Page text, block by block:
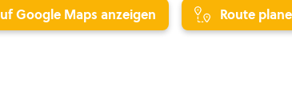
Google Maps anzeigen Route